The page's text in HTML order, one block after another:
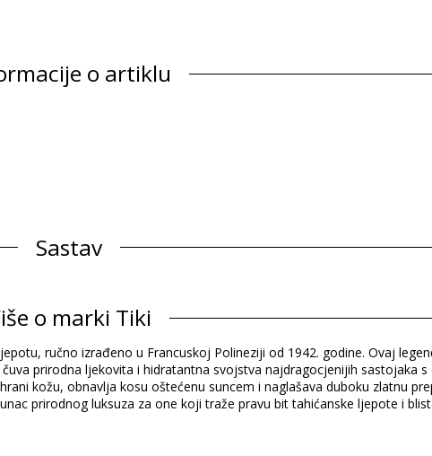
o artiklu
Sastav
o proizvodu
o marki Tiki
ručno izrađeno u Francuskoj Polineziji od 1942. godine. Ovaj
prirodna ljekovita i hidratantna svojstva najdragocjenijih sastojaka
kožu, obnavlja kosu oštećenu suncem i naglašava duboku zlatnu
prirodnog luksuza za one koji traže pravu bit tahićanske ljepote i